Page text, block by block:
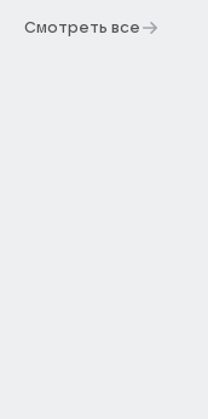
Смотреть все